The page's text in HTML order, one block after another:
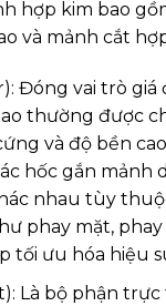
hợp kim bao
và mảnh cắt
Đóng vai trò giá
thường được
và độ bền
hốc gắn mảnh
nhau tùy
phay mặt, phay
tối ưu hóa hiệu
Là bộ phận